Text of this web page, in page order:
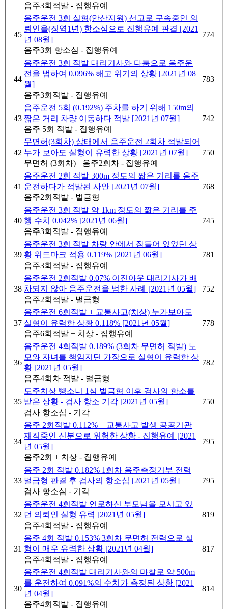
음주3회적발 - 집행유예
45
음주운전 3회 실형(안산지원) 선고로 구속중인 의
뢰인을(징역1년) 항소심으로 집행유예 판결 [2021
년 08월]
음주3회 항소심 - 집행유예
774
44
음주운전 3회 적발 대리기사와 다툼으로 음주운
전을 범하여 0.096% 해고 위기의 상황 [2021년 08
월]
음주3회적발 - 집행유예
783
43
음주운전 5회 (0.192%) 주차를 하기 위해 150m의
짧은 거리 차량 이동하다 적발 [2021년 07월]
음주 5회 적발 - 집행유예
742
42
무면허(3회차) 상태에서 음주운전 2회차 적발되어
누가 보아도 실형이 유력한 상황 [2021년 07월]
무면허 (3회차)+ 음주2회차 - 집행유예
750
41
음주운전 2회 적발 300m 정도의 짧은 거리를 음주
운전하다가 적발된 사안 [2021년 07월]
음주2회적발 - 벌금형
768
40
음주운전 3회 적발 약 1km 정도의 짧은 거리를 주
행 수치 0.042% [2021년 06월]
음주3회적발 - 집행유예
745
39
음주운전 3회 적발 차량 안에서 잠들어 있었던 상
황 위드마크 적용 0.119% [2021년 06월]
음주3회적발 - 집행유예
781
38
음주운전 2회적발 0.07% 이진아웃 대리기사가 배
차되지 않아 음주운전을 범한 사례 [2021년 05월]
음주2회적발 - 벌금형
752
37
음주운전 6회적발 + 교통사고(치상) 누가보아도
실형이 유력한 상황 0.118% [2021년 05월]
음주6회적발 + 치상 - 집행유예
778
36
음주운전 4회적발 0.189% (3회차 무면허 적발) 노
모와 자녀를 책임지던 가장으로 실형이 유력한 상
황 [2021년 05월]
음주4회차 적발 - 벌금형
782
35
도주치상 뺑소니 1심 벌금형 이후 검사의 항소를
받은 상황 - 검사 항소 기각 [2021년 05월]
검사 항소심 - 기각
750
34
음주 2회적발 0.112% + 교통사고 발생 공공기관
재직중인 신분으로 위험한 상황 - 집행유예 [2021
년 05월]
음주2회 + 치상 - 집행유예
795
33
음주 2회 적발 0.182% 1회차 음주측정거부 전력
벌금형 판결 후 검사의 항소심 [2021년 05월]
검사 항소심 - 기각
795
32
음주운전 4회적발 연로하신 부모님을 모시고 있
던 의뢰인 실형 유력 [2021년 05월]
음주4회적발 - 집행유예
819
31
음주 4회 적발 0.153% 3회차 무면허 전력으로 실
형이 매우 유력한 상황 [2021년 04월]
음주4회적발 - 집행유예
817
30
음주운전 4회적발 대리기사와의 마찰로 약 500m
를 운전하여 0.091%의 수치가 측정된 상황 [2021
년 04월]
음주4회적발 - 집행유예
814